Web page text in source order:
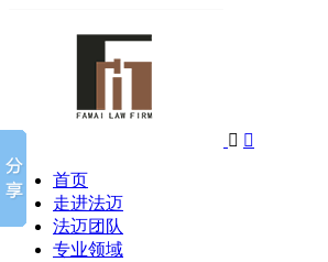
 
首页
走进法迈
法迈团队
专业领域